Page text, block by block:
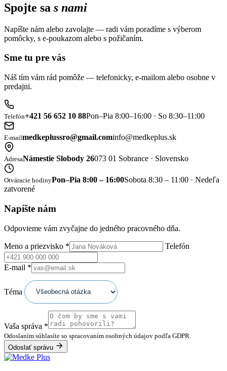
Spojte sa s nami
Napíšte nám alebo zavolajte — radi vám poradíme s výberom
pomôcky, s e-poukazom alebo s požičaním.
Sme tu pre vás
Náš tím vám rád pomôže — telefonicky, e-mailom alebo osobne v
predajni.
Telefón+421 56 652 10 88Pon–Pia 8:00–16:00 · So 8:30–11:00
E-mailmedkeplussro@gmail.cominfo@medkeplus.sk
AdresaNámestie Slobody 26073 01 Sobrance · Slovensko
Otváracie hodinyPon–Pia 8:00 – 16:00Sobota 8:30 – 11:00 · Nedeľa
zatvorené
Napíšte nám
Odpovieme vám zvyčajne do jedného pracovného dňa.
Meno a priezvisko * Telefón
E-mail *
Téma
Vaša správa *
Odoslaním súhlasíte so spracovaním osobných údajov podľa GDPR.
Odoslať správu